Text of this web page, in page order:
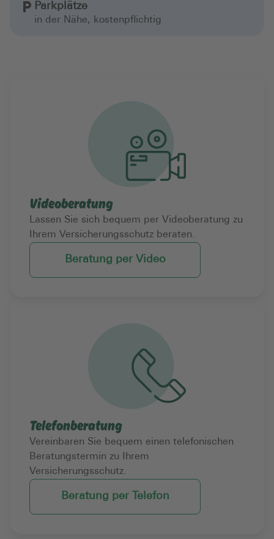
Parkplätze
in der Nähe, kostenpflichtig
Videoberatung
Lassen Sie sich bequem per Videoberatung zu
Ihrem Versicherungsschutz beraten.
Beratung per Video
Telefonberatung
Vereinbaren Sie bequem einen telefonischen
Beratungstermin zu Ihrem
Versicherungsschutz.
Beratung per Telefon